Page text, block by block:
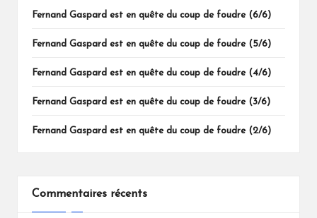
Fernand Gaspard est en quête du coup de foudre (6/6)
Fernand Gaspard est en quête du coup de foudre (5/6)
Fernand Gaspard est en quête du coup de foudre (4/6)
Fernand Gaspard est en quête du coup de foudre (3/6)
Fernand Gaspard est en quête du coup de foudre (2/6)
Commentaires récents